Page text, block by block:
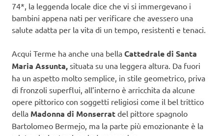
74*, la leggenda locale dice che vi si immergevano i
bambini appena nati per verificare che avessero una
salute adatta per la vita di un tempo, resistenti e tenaci.
Acqui Terme ha anche una bella Cattedrale di Santa
Maria Assunta, situata su una leggera altura. Da fuori
ha un aspetto molto semplice, in stile geometrico, priva
di fronzoli superflui, all’interno è arricchita da alcune
opere pittorico con soggetti religiosi come il bel trittico
della Madonna di Monserrat del pittore spagnolo
Bartolomeo Bermejo, ma la parte più emozionante è la